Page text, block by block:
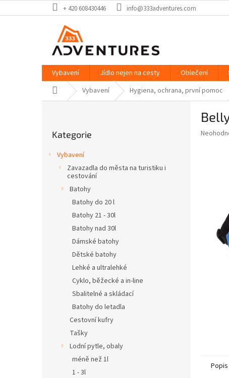
na
+ 420 608430446 info@333adventures.com
Vybavení Jídlo nejen na cesty Oblečení
Domů Vybavení Hygiena, ochrana, první pomoc
kategorie
Kategorie
Vybavení
Zavazadla do města na turistiku i
cestování
Batohy
Batohy do 20 l
Batohy 21 - 30l
Batohy nad 30l
Dámské batohy
Dětské batohy
Lehké a ultralehké
Cyklo, běžecké a in-line
Sbalitelné a skládací
Batohy do letadla
Cestovní kufry
Tašky
Lodní pytle, obaly
méně než 1l
1 - 3l
Popis